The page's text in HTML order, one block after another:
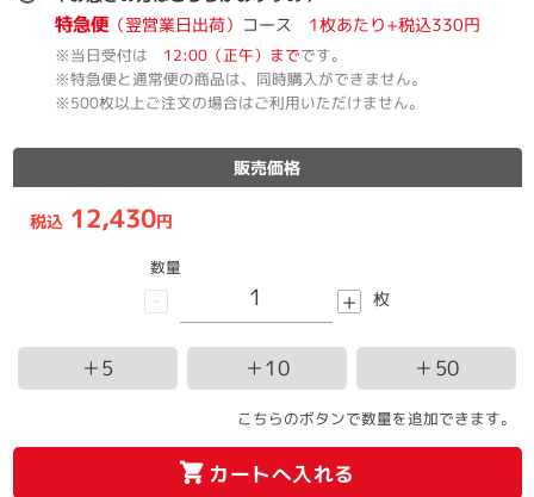
特急便（翌営業日出荷） コース 1枚あたり+税込330円
※当日受付は 12:00（正午）までです。
※特急便と通常便の商品は、同時購入ができません。
※500枚以上ご注文の場合はご利用いただけません。
販売価格
税込12,430円
-
数量
+ 枚
＋5 ＋10 ＋50
こちらのボタンで数量を追加できます。
カートへ入れる